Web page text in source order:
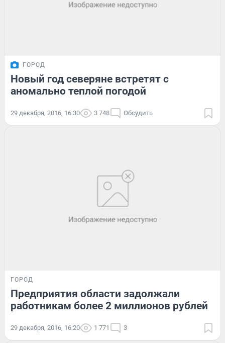
ГОРОД
Новый год северяне встретят с
аномально теплой погодой
29 декабря, 2016, 16:30 3 748 Обсудить
ГОРОД
Предприятия области задолжали
работникам более 2 миллионов рублей
29 декабря, 2016, 16:20 1 771 3